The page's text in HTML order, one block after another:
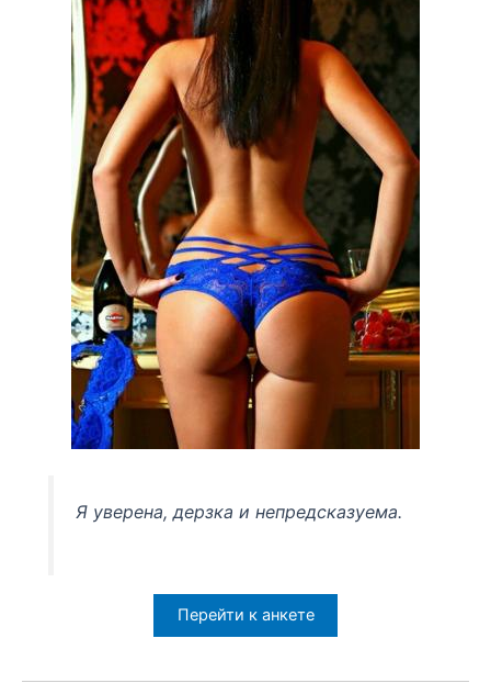
Я уверена, дерзка и непредсказуема.
Перейти к анкете